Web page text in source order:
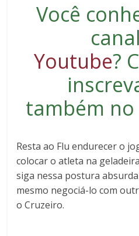
Você
Youtube?
também no
Resta ao Flu endurecer o
colocar o atleta na
siga nessa postura
mesmo negociá-lo com
o Cruzeiro.